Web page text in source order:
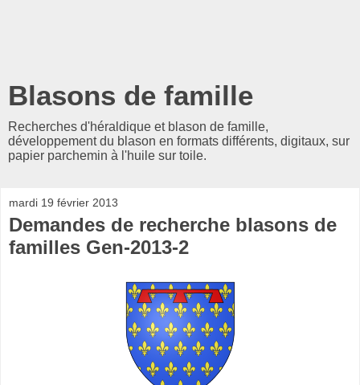
Blasons de famille
Recherches d'héraldique et blason de famille,
développement du blason en formats différents, digitaux, sur
papier parchemin à l'huile sur toile.
mardi 19 février 2013
Demandes de recherche blasons de
familles Gen-2013-2